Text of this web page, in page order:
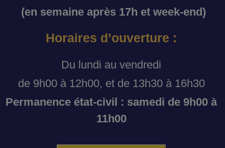
(en semaine après 17h et week-end)
Horaires d’ouverture :
Du lundi au vendredi
de 9h00 à 12h00, et de 13h30 à 16h30
Permanence état-civil : samedi de 9h00 à
11h00